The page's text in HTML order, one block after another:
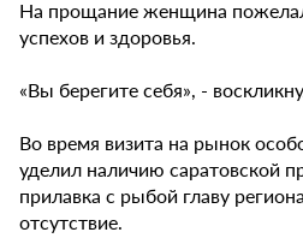
На прощание женщина
успехов и здоровья.
«Вы берегите себя», -
Во время визита на рынок
уделил наличию саратовской
прилавка с рыбой главу
отсутствие.